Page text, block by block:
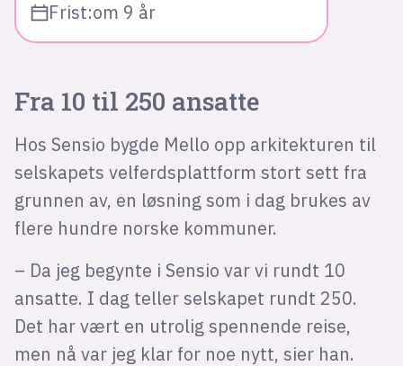
Frist:om 9 år
Fra 10 til 250 ansatte
Hos Sensio bygde Mello opp arkitekturen til
selskapets velferdsplattform stort sett fra
grunnen av, en løsning som i dag brukes av
flere hundre norske kommuner.
– Da jeg begynte i Sensio var vi rundt 10
ansatte. I dag teller selskapet rundt 250.
Det har vært en utrolig spennende reise,
men nå var jeg klar for noe nytt, sier han.